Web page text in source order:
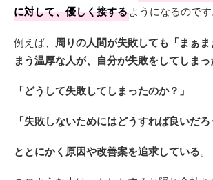
に対して、優しく接するようになるのです
例えば、 周りの人間が失敗しても「まぁ
まう温厚な人が、自分が失敗をしてしま
「どうして失敗してしまったのか？」
「失敗しないためにはどうすれば良いだろ
ととにかく原因や改善案を追求している。